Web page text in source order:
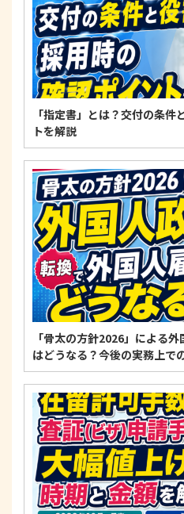
個人情報に関するお問い合
〒125-0061東京都葛飾区
TEL：0120-550-580
株式会社 アルフォース･ワ
「指定書」とは？交付の条
トを解説
「骨太の方針2026」による
はどうなる？今後の実務上で